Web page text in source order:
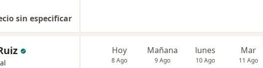
sin especificar
Hoy
8 Ago
Mañana
9 Ago
lunes
10 Ago
Mar
11 Ago